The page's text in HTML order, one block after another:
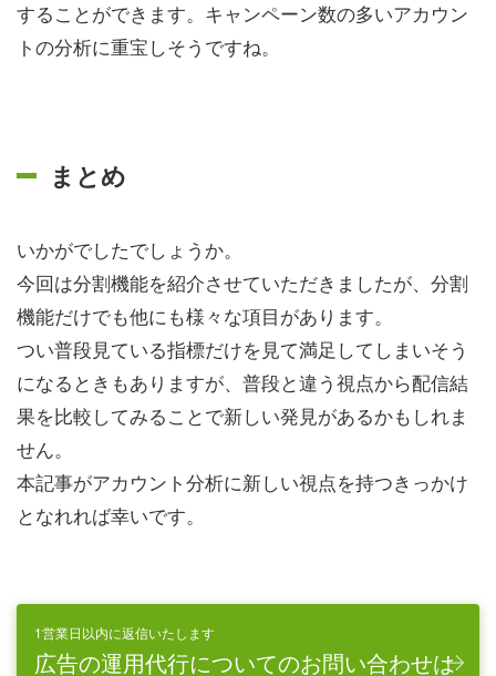
することができます。キャンペーン数の多いアカウン
トの分析に重宝しそうですね。
まとめ
いかがでしたでしょうか。
今回は分割機能を紹介させていただきましたが、分割
機能だけでも他にも様々な項目があります。
つい普段見ている指標だけを見て満足してしまいそう
になるときもありますが、普段と違う視点から配信結
果を比較してみることで新しい発見があるかもしれま
せん。
本記事がアカウント分析に新しい視点を持つきっかけ
となれれば幸いです。
1営業日以内に返信いたします
広告の運用代行についてのお問い合わせは